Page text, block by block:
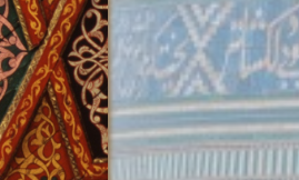
Boukhara,